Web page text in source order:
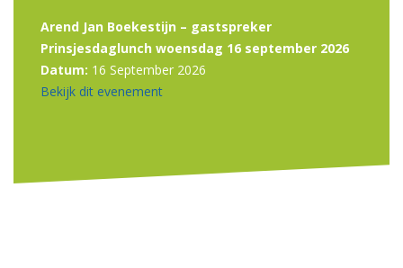
Arend Jan Boekestijn – gastspreker
Prinsjesdaglunch woensdag 16 september 2026
Datum: 16 September 2026
Bekijk dit evenement